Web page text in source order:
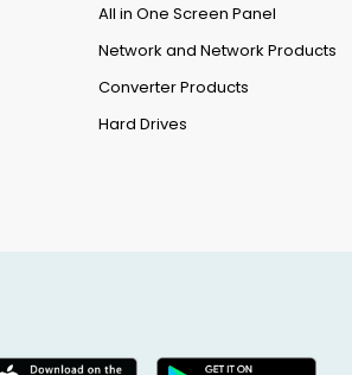
All in One Screen Panel
Network and Network Products
Converter Products
Hard Drives